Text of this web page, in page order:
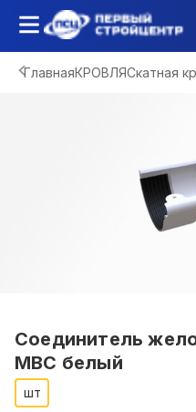
ГлавнаяКРОВЛЯСкатная
Соединитель
МВС белый
шт